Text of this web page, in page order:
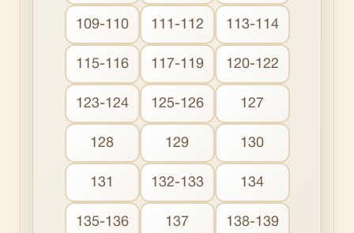
109-110 111-112 113-114
115-116 117-119 120-122
123-124 125-126 127
128 129 130
131 132-133 134
135-136 137 138-139